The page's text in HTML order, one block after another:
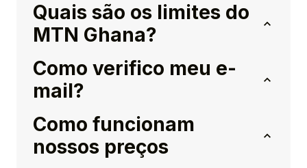
Quais são os limites do
MTN Ghana?
Como verifico meu e-
mail?
Como funcionam
nossos preços